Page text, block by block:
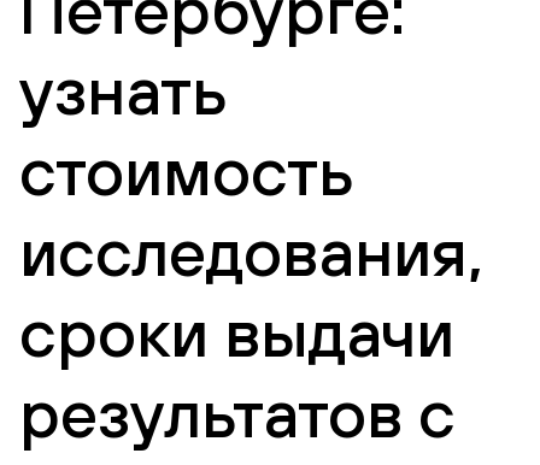
узнать
стоимость
исследования,
сроки выдачи
результатов с